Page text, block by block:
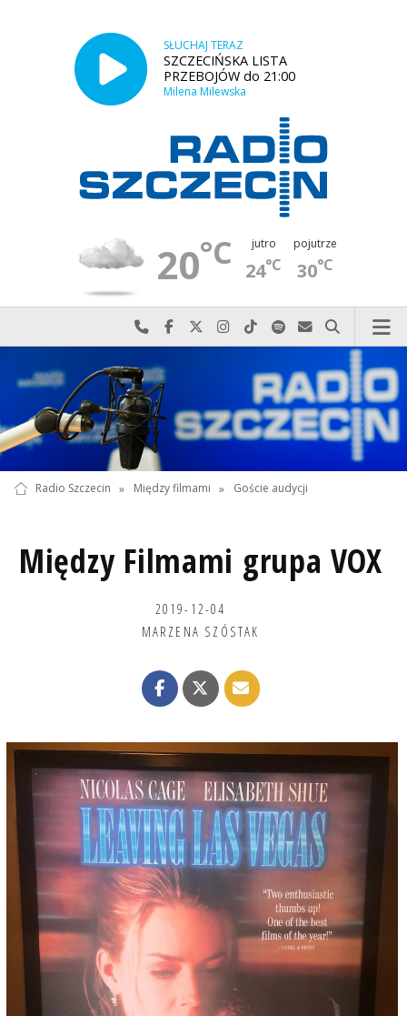
SŁUCHAJ TERAZ
SZCZECIŃSKA LISTA
PRZEBOJÓW do 21:00
Milena Milewska
20°C jutro
24°C
pojutrze
30°C
Najlepiej po prostu do nas zadzwoń
Odwiedź nas na Facebook-u
Odwiedź nas na X
Odwiedź nas na Instagram-ie
Odwiedź nas na TikTok-u
Szukaj nas na Spotify
Wyślij do nas
Szukaj
Radio Szczecin » Między filmami » Goście audycji
Między Filmami grupa VOX
2019-12-04
MARZENA SZÓSTAK